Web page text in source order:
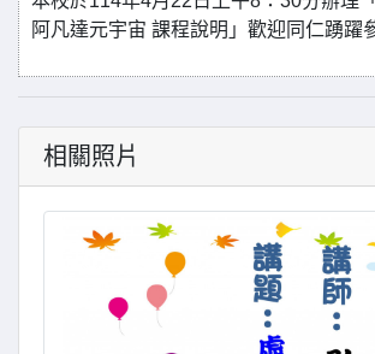
阿凡達元宇宙 課程說明」歡迎同仁踴躍
相關照片